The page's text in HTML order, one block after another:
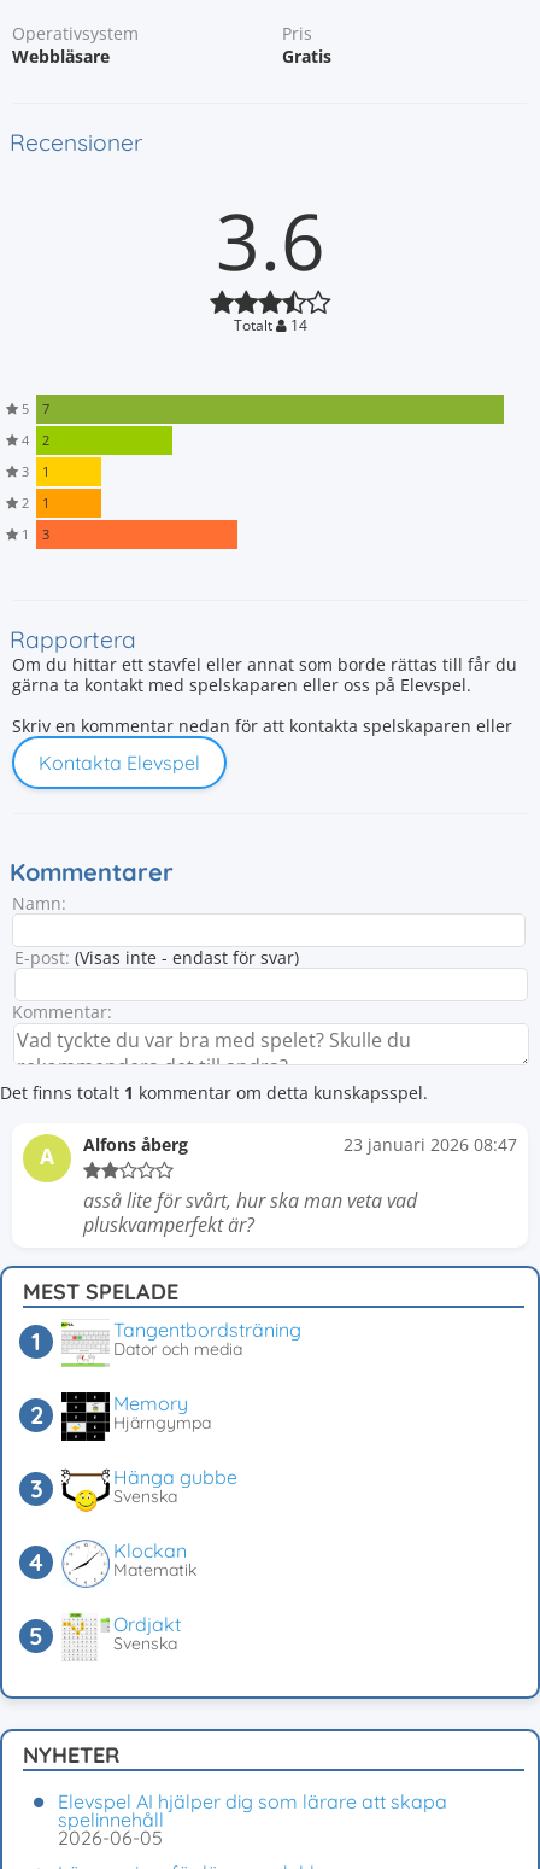
Operativsystem
Webbläsare
Pris
Gratis
Recensioner
3.6
Totalt 14
5
7
4
2
3
1
2
1
1
3
Rapportera
Om du hittar ett stavfel eller annat som borde rättas till får du
gärna ta kontakt med spelskaparen eller oss på Elevspel.
Skriv en kommentar nedan för att kontakta spelskaparen eller
Kontakta Elevspel
Kommentarer
Namn:
E-post: (Visas inte - endast för svar)
Kommentar:
Det finns totalt 1 kommentar om detta kunskapsspel.
A Alfons åberg 23 januari 2026 08:47
asså lite för svårt, hur ska man veta vad
pluskvamperfekt är?
MEST SPELADE
Tangentbordsträning
Dator och media
Memory
Hjärngympa
Hänga gubbe
Svenska
Klockan
Matematik
Ordjakt
Svenska
NYHETER
Elevspel AI hjälper dig som lärare att skapa
spelinnehåll
2026-06-05